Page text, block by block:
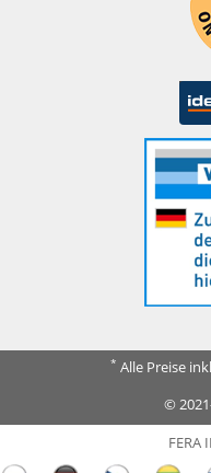
* Alle Preise
©
FERA